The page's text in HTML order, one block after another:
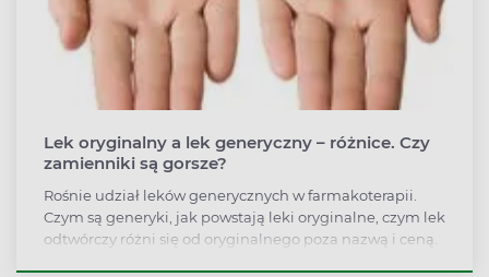
Lek oryginalny a lek generyczny – różnice. Czy
zamienniki są gorsze?
Rośnie udział leków generycznych w farmakoterapii.
Czym są generyki, jak powstają leki oryginalne, czym lek
odtwórczy różni się od oryginalnego poza nazwą i ceną.